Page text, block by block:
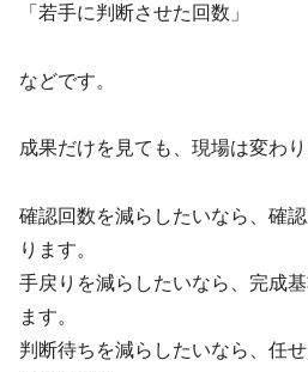
「若手に判断させた回数」
などです。
成果だけを見ても、現場は変わり
確認回数を減らしたいなら、確
ります。
手戻りを減らしたいなら、完成
ます。
判断待ちを減らしたいなら、任